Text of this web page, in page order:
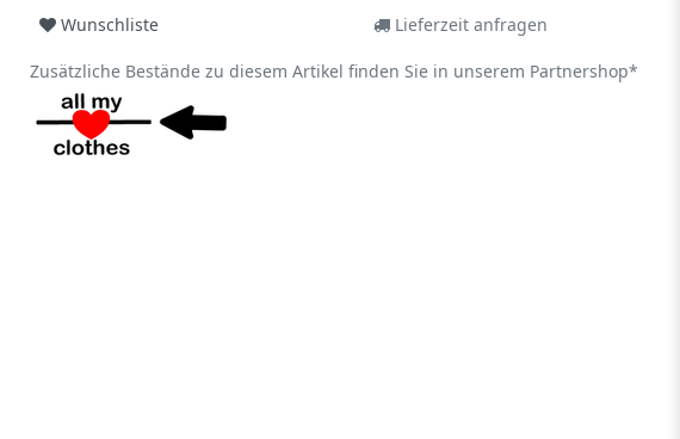
Wunschliste Lieferzeit anfragen
Zusätzliche Bestände zu diesem Artikel finden Sie in unserem Partnershop*